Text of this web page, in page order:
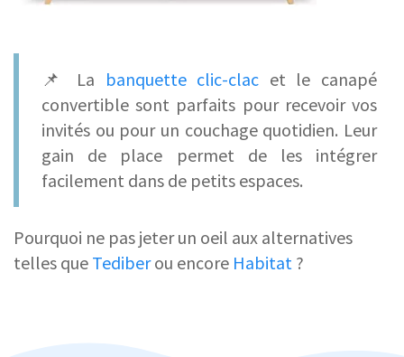
📌 La banquette clic-clac et le canapé
convertible sont parfaits pour recevoir vos
invités ou pour un couchage quotidien. Leur
gain de place permet de les intégrer
facilement dans de petits espaces.
Pourquoi ne pas jeter un oeil aux alternatives
telles que Tediberou encore Habitat ?